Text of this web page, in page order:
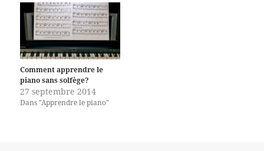
Comment apprendre le
piano sans solfège?
27 septembre 2014
Dans "Apprendre le piano"